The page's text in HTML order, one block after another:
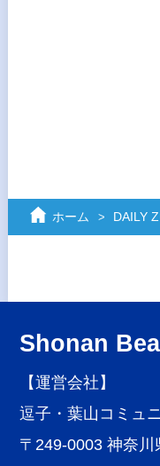
ホーム DAILY
Shonan
【運営会社】
逗子・葉山コミュ
〒249-0003 神奈